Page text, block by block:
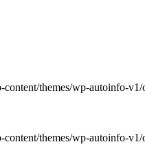
themes/wp-autoinfo-
themes/wp-autoinfo-